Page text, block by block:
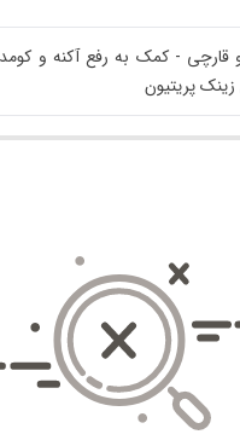
- کمک به رفع آکنه و
پریتیون